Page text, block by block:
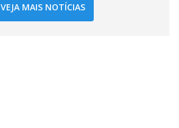
VEJA MAIS NOTÍCIAS